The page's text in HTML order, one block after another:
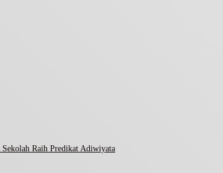
Raih Predikat Adiwiyata